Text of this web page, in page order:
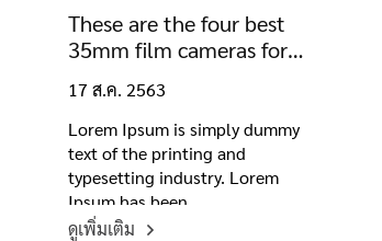
These are the four best
35mm film cameras for
17 ส.ค. 2563
Lorem Ipsum is simply dummy
text of the printing and
typesetting industry. Lorem
Ipsum has been
ดูเพิ่มเติม